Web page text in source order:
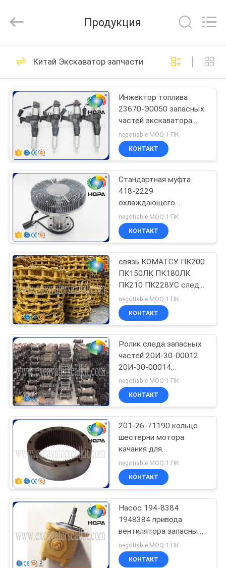
ДОМ
ПРОДУКТЫ
ПУТЕШЕСТВИЕ
ФАБРИКИ
ПРОВЕРКА
КАЧЕСТВА
КАРТА
САЙТА
PRIVACY
POLICY
Management
Services
All
Reserved.
Набор уплотнения
землечерпалки
445
Гидровлический
набор уплотнения
выключателя
48
Наборы
уплотнения
затяжелителя
Набор уплотнения
насоса
Набор уплотнения
конечной
передачи
62
Продукция
Китай Экскаватор запчасти
Инжектор топлива
23670-Э0050 запасных
частей экскаватора
СК260-8 ХИНО ДЖ05Э
для экскаватора
Кобелько
negotiable MOQ:1 ПК
КОНТАКТ
Стандартная муфта
418-2229
охлаждающего
вентилятора двигателя
запасных частей
экскаватора/КАТ
negotiable MOQ:1 ПК
КОНТАКТ
связь КОМАТСУ ПК200
ПК150ЛК ПК180ЛК
ПК210 ПК228УС следа
20И-32-00013 20И-32-
00014
negotiable MOQ:1 ПК
КОНТАКТ
Ролик следа запасных
частей 20И-30-00012
20И-30-00014
экскаватора ПК200-5
ПК200-6 КОМАТСУ
negotiable MOQ:1 ПК
КОНТАКТ
201-26-71190 кольцо
шестерни мотора
качания для
уменьшения качания
экскаватора разделяет
ПК60-7
negotiable MOQ:1 ПК
КОНТАКТ
Насос 194-8384
1948384 привода
вентилятора запасных
частей экскаватора
КАТ 330К 330КЛ
negotiable MOQ:1 ПК
КОНТАКТ